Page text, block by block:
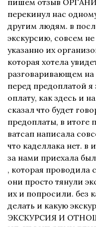
пишем отзыв
перекинул нас
другим людям. в
экскурсию, совсем
указанно их
которая хотела
разговаривающем
перед предоплатой я
оплату, как здесь и
сказал что будет
предоплаты, в итоге
ватсап написала
что каделлака нет. в
за нами приехала
, которая проводила
они просто тянули
их и попросили. без
делать и какую
ЭКСКУРСИЯ И